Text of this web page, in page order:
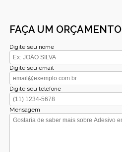
FAÇA UM ORÇAMENTO
Digite seu nome
Digite seu email
Digite seu telefone
Mensagem